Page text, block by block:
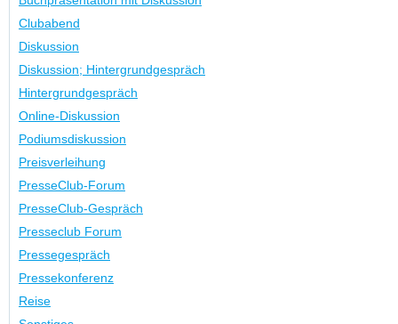
Clubabend
Diskussion
Diskussion; Hintergrundgespräch
Hintergrundgespräch
Online-Diskussion
Podiumsdiskussion
Preisverleihung
PresseClub-Forum
PresseClub-Gespräch
Presseclub Forum
Pressegespräch
Pressekonferenz
Reise